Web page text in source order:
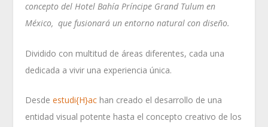
concepto del Hotel Bahía Príncipe Grand Tulum en
México, que fusionará un entorno natural con diseño.
Dividido con multitud de áreas diferentes, cada una
dedicada a vivir una experiencia única.
Desdeestudi{H}ac han creado el desarrollo de una
entidad visual potente hasta el concepto creativo de los